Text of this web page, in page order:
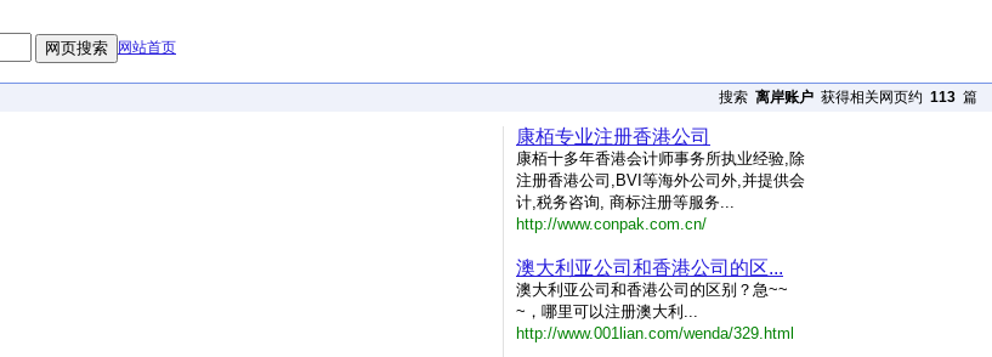
网站首页
搜索 离岸账户 获得相关网页约 113 篇
康栢专业注册香港公司
康栢十多年香港会计师事务所执业经验,除
注册香港公司,BVI等海外公司外,并提供会
计,税务咨询, 商标注册等服务...
http://www.conpak.com.cn/
澳大利亚公司和香港公司的区...
澳大利亚公司和香港公司的区别？急~~
~，哪里可以注册澳大利...
http://www.001lian.com/wenda/329.html